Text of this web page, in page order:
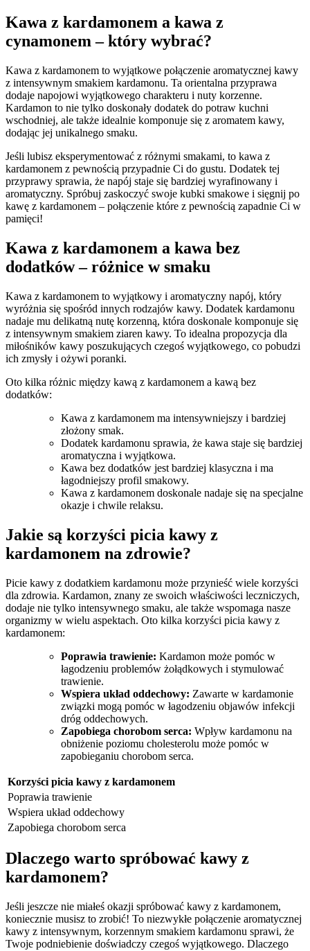
Kawa z kardamonem a kawa z
cynamonem – ⁤który wybrać?
Kawa z kardamonem to ​wyjątkowe połączenie aromatycznej kawy
z intensywnym smakiem kardamonu. Ta orientalna przyprawa
dodaje napojowi ⁣wyjątkowego ​charakteru i ⁢nuty⁢ korzenne.
⁢Kardamon ⁢to⁢ nie⁢ tylko‌ doskonały dodatek ⁢do potraw⁤ kuchni
wschodniej, ale także ​idealnie ​komponuje się⁣ z‍ aromatem kawy,‌
dodając jej unikalnego ⁣smaku.
Jeśli lubisz eksperymentować z różnymi⁢ smakami, ⁤to kawa z
kardamonem z pewnością przypadnie Ci do gustu. Dodatek⁤ tej
przyprawy sprawia, ⁤że⁣ napój staje się bardziej ⁤wyrafinowany i
aromatyczny. Spróbuj zaskoczyć swoje kubki smakowe i sięgnij po
kawę z kardamonem ‍– połączenie które z ‍pewnością ⁢zapadnie Ci w
pamięci!
Kawa ⁢z ‍kardamonem‍ a kawa bez⁢
dodatków –‍ różnice w smaku
Kawa z ​kardamonem⁤ to wyjątkowy i ‌aromatyczny napój,⁢ który
‍wyróżnia się spośród innych⁣ rodzajów kawy. Dodatek kardamonu
nadaje mu ​delikatną nutę korzenną, która doskonale komponuje się
z intensywnym smakiem ziaren kawy. To idealna propozycja dla
miłośników‌ kawy ‍poszukujących‌ czegoś wyjątkowego, co pobudzi
ich zmysły i ożywi ‍poranki.
Oto ⁢kilka różnic ⁣między kawą z ⁤kardamonem ⁤a kawą bez
dodatków:
Kawa z kardamonem ‍ma intensywniejszy i‌ bardziej
złożony‍ smak.
Dodatek⁤ kardamonu sprawia, że⁤ kawa staje się ​bardziej
aromatyczna i wyjątkowa.
Kawa ‍bez⁢ dodatków jest bardziej klasyczna i ⁤ma
łagodniejszy profil ‍smakowy.
Kawa z kardamonem ​doskonale ⁣nadaje ‌się​ na specjalne
okazje i⁢ chwile relaksu.
Jakie ⁣są korzyści ⁣picia kawy z
kardamonem na‌ zdrowie?
Picie kawy z ⁢dodatkiem kardamonu może ‌przynieść wiele ⁤korzyści
⁤dla ​zdrowia. Kardamon, znany ⁤ze swoich właściwości leczniczych,
dodaje nie tylko⁢ intensywnego​ smaku, ale ⁢także wspomaga nasze
organizmy w‍ wielu aspektach. Oto kilka ‍korzyści ⁤picia kawy z
kardamonem:
Poprawia trawienie: Kardamon ​może pomóc ​w
‌łagodzeniu problemów‍ żołądkowych i stymulować
trawienie.
Wspiera układ oddechowy: Zawarte w kardamonie
związki⁣ mogą pomóc w⁣ łagodzeniu objawów⁢ infekcji
⁢dróg oddechowych.
Zapobiega chorobom serca: Wpływ kardamonu na
obniżenie ⁣poziomu cholesterolu‍ może‌ pomóc⁣ w
zapobieganiu chorobom ⁣serca.
Korzyści picia kawy z ⁤kardamonem
Poprawia trawienie
Wspiera układ oddechowy
Zapobiega chorobom serca
Dlaczego ​warto⁤ spróbować kawy z
kardamonem?
Jeśli jeszcze nie⁣ miałeś ​okazji spróbować ​kawy z kardamonem,
koniecznie musisz to‍ zrobić! To niezwykłe połączenie aromatycznej
kawy z ​intensywnym, korzennym ‌smakiem ⁢kardamonu sprawi, ‌że
⁢Twoje podniebienie doświadczy czegoś wyjątkowego. Dlaczego